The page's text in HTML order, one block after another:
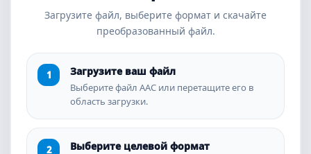
Загрузите файл, выберите формат и скачайте
преобразованный файл.
Загрузите ваш файл
Выберите файл AAC или перетащите его в
область загрузки.
Выберите целевой формат